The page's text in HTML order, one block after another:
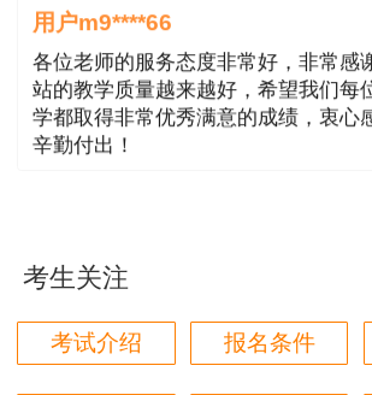
用户m9****66
各位老师的服务态度非常好，非常感
站的教学质量越来越好，希望我们每
学都取得非常优秀满意的成绩，衷心
辛勤付出！
们网站教学质量越来越高。祝大家都
果！
用户m5****66
考生关注
考试介绍 报名条件